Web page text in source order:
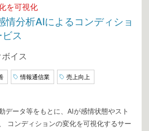
を可視化
情分析AIによるコンディショ
ス
イス
情報通信業 売上向上
データ等をもとに、AIが感情状態やスト
コンディションの変化を可視化するサー